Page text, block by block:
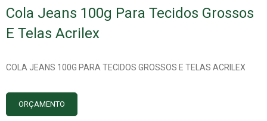
Cola Jeans 100g Para Tecidos Grossos
E Telas Acrilex
COLA JEANS 100G PARA TECIDOS GROSSOS E TELAS ACRILEX
ORÇAMENTO